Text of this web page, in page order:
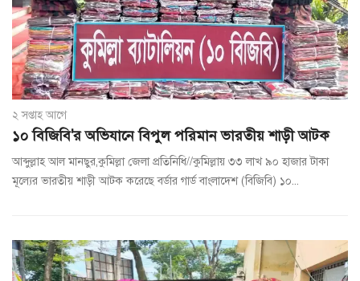
২ সপ্তাহ আগে
১০ বিজিবি'র অভিযানে বিপুল পরিমান ভারতীয় শাড়ী আটক
আব্দুল্লাহ আল মানছুর,কুমিল্লা জেলা প্রতিনিধি//কুমিল্লায় ৩৩ লাখ ৯০ হাজার টাকা
মূল্যের ভারতীয় শাড়ী আটক করেছে বর্ডার গার্ড বাংলাদেশ (বিজিবি) ১০...